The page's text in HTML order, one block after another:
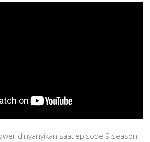
dinyanyikan saat episode 9 season